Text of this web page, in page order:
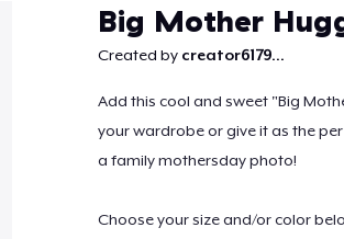
Big Mother
Created by creator6179...
Add this cool and sweet "Big
your wardrobe or give it as the
a family mothersday photo!
Choose your size and/or color